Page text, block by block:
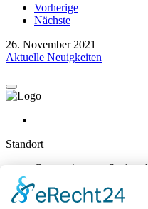
Vorherige
Nächste
26. November 2021
Aktuelle Neuigkeiten
Standort
Gymnasium am Stadtpark
47829 Krefeld